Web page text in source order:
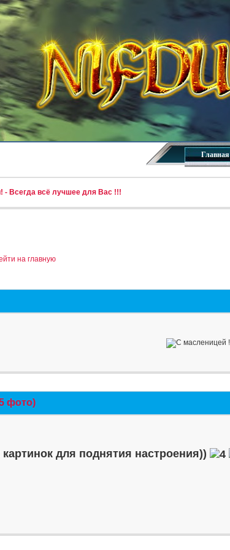
Главная
- Всегда всё лучшее для Вас !!!
на главную
фото)
для поднятия настроения))